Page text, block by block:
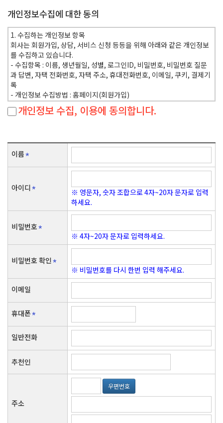
하기 위하여 컴퓨터등 정보통신설비를 이용하여 재화등을 거래할 수 있
자의 의미로도 사용합니다.
② "이용자"란 "회사"에 접속하여 이 약관에 따라 "회사"이 제공하는
서비스를 받는 회원 및 비회원을 말합니다.
③ "회원"이라 함은 "회사"에 개인정보를 제공하여 회원등록을 한 자로
서, "회사"의 정보를 지속적으로 제공받으며, "회사"이 제공하는 서비
스를 계속적으로 이용할 수 있는 자를 말합니다.
④ "비회원"이라 함은 회원에 가입하지 않고 "회사"이 제공하는 서비스
를 이용하는 자를 말합니다.
(소비자의 불만을 처리할 수 있는 곳의 주소를 포함), 전화번호·모사전
송번호·전자우편주소, 사업자등록번호, 통신판매업신고번호, 개인정보
관리책임자등을 이용자가 쉽게 알 수 있도록 00 사이버몰의 초기 서비스
화면(전면)에 게시합니다. 다만, 약관의 내용은 이용자가 연결화면을 통
하여 볼 수 있도록 할 수 있습니다.
② "회사"는 이용자가 약관에 동의하기에 앞서 약관에 정하여져 있는 내
용 중 청약철회·배송책임·환불조건 등과 같은 중요한 내용을 이용자가
이해할 수 있도록 별도의 연결화면 또는 팝업화면 등을 제공하여 이용자
의 확인을 구하여야 합니다.
③ "회사"는 전자상거래등에서의소비자보호에관한법률, 약관의규제에
관한법률, 전자거래기본법, 전자서명법, 정보통신망이용촉진등에관한
법률, 방문판매등에관한법률, 소비자보호법 등 관련법을 위배하지 않는
범위에서 이 약관을 개정할 수 있습니다.
④ "회사"이 약관을 개정할 경우에는 적용일자 및 개정사유를 명시하여
현행약관과 함께 몰의 초기화면에 그 적용일자 7일이전부터 적용일자
전일까지 공지합니다. 다만, 이용자에게 불리하게 약관내용을 변경하는
경우에는 최소한 30일 이상의 사전 유예기간을 두고 공지합니다. 이 경
우 "회사"은 개정전 내용과 개정후 내용을 명확하게 비교하여 이용자가
알기 쉽도록 표시합니다.
⑤ "회사"이 약관을 개정할 경우에는 그 개정약관은 그 적용일자 이후에
체결되는 계약에만 적용되고 그 이전에 이미 체결된 계약에 대해서는 개
정전의 약관조항이 그대로 적용됩니다. 다만 이미 계약을 체결한 이용자
가 개정약관 조항의 적용을 받기를 원하는 뜻을 제3항에 의한 개정약관
의 공지기간내에 "회사"에 송신하여 "회사"의 동의를 받은 경우에는 개
정약관 조항이 적용됩니다.
⑥ 이 약관에서 정하지 아니한 사항과 이 약관의 해석에 관하여는 전자
상거래등에서의소비자보호에관한법률, 약관의규제등에관한법률, 공정
거래위원회가 정하는 전자상거래등에서의소비자보호지침 및 관계법령
개인정보수집에 대한 동의
1. 수집하는 개인정보 항목
회사는 회원가입, 상담, 서비스 신청 등등을 위해 아래와 같은 개인정보
를 수집하고 있습니다.
- 수집항목 : 이름, 생년월일, 성별, 로그인ID, 비밀번호, 비밀번호 질문
과 답변, 자택 전화번호, 자택 주소, 휴대전화번호, 이메일, 쿠키, 결제기
록
- 개인정보 수집방법 : 홈페이지(회원가입)
2. 개인정보의 수집 및 이용목적
츠 제공, 구매 및 요금 결제, 물품배송 또는 청구지 등 발송, 금융거래 본
인 인증 및 금융 서비스
- 회원 관리 : 회원제 서비스 이용에 따른 본인확인, 개인 식별, 불량회원
의 부정 이용 방지와 비인가 사용 방지, 가입 의사 확인, 연령확인, 불만
처리 등 민원처리, 고지사항 전달
- 마케팅 및 광고에 활용 : 이벤트 등 광고성 정보 전달, 접속 빈도 파악 또
는 회원의 서비스 이용에 대한 통계
3. 개인정보의 보유 및 이용기간
원칙적으로, 개인정보 수집 및 이용목적이 달성된 후에는 해당 정보를
지체 없이 파기합니다. 단, 관계법령의 규정에 의하여 보존할 필요가 있
보를 보관합니다.
- 서비스 이용 관련 개인정보 (로그인기록) 보존 근거 : 통신비밀보호법
- 표시/광고에 관한 기록 보존 근거 : 전자상거래 등에서의 소비자보호에
관한 법률 보존 기간 : 6개월
- 계약 또는 청약철회 등에 관한 기록 보존 근거 : 전자상거래 등에서의
소비자보호에 관한 법률 보존 기간 : 5년
- 대금결제 및 재화 등의 공급에 관한 기록 보존 근거 : 전자상거래 등에
서의 소비자보호에 관한 법률 보존 기간 : 5년
- 소비 자의 불만 또는 분쟁처리에 관한 기록 보존 근거 : 전자상거래 등
에서의 소비자보호에 관한 법률 보존 기간 : 3년
- 전자금융 거래에 관한 기록 보존 근거 : 전자금융거래법 보존 기간 : 5년
개인정보 수집, 이용에 동의합니다.
이름
아이디
※ 영문자, 숫자 조합으로 4자~20자 문자로 입력
하세요.
비밀번호
※ 4자~20자 문자로 입력하세요.
비밀번호 확인
※ 비밀번호를 다시 한번 입력 해주세요.
이메일
휴대폰
일반전화
추천인
주소
우편번호